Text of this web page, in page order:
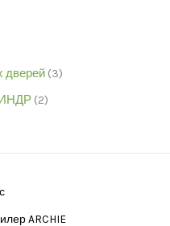
дверей 3
2
ARCHIE